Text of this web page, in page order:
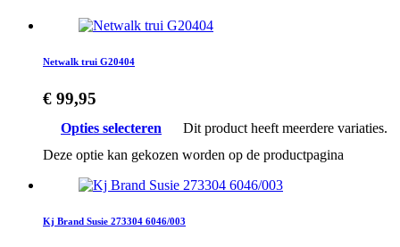
Netwalk trui G20404
€ 99,95
Opties selecteren
Dit product heeft meerdere variaties.
Deze optie kan gekozen worden op de productpagina
Kj Brand Susie 273304 6046/003